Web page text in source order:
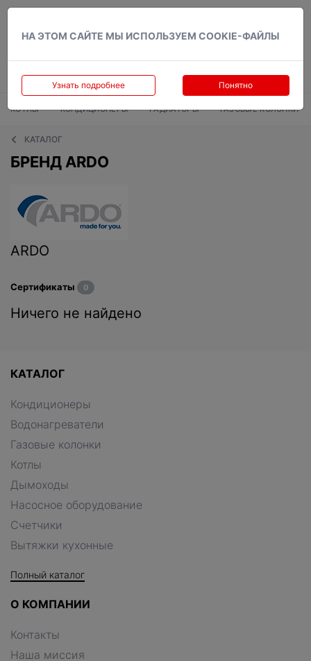
НА ЭТОМ САЙТЕ МЫ ИСПОЛЬЗУЕМ COOKIE-ФАЙЛЫ
Узнать подробнее Понятно
КОТЛЫ КОНДИЦИОНЕРЫ РАДИАТОРЫ ГАЗОВЫЕ КОЛОНКИ
КАТАЛОГ
БРЕНД ARDO
ARDO
Сертификаты 0
Ничего не найдено
КАТАЛОГ
Кондиционеры
Водонагреватели
Газовые колонки
Котлы
Дымоходы
Насосное оборудование
Счетчики
Вытяжки кухонные
Полный каталог
О КОМПАНИИ
Контакты
Наша миссия